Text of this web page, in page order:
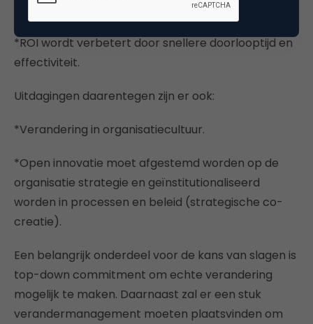
effectief te kunnen reageren op ontwikkelingen.
*ROI wordt verbetert door snellere doorlooptijd en
effectiviteit.
Uitdagingen daarentegen zijn er ook:
*Verandering in organisatiecultuur.
*Open innovatie moet afgestemd worden op de
organisatie strategie en geïnstitutionaliseerd
worden in processen en beleid (strategische co-
creatie).
Een belangrijk onderdeel voor de kans van slagen is
top-down commitment om echte verandering
mogelijk te maken. Daarnaast zal er een stuk
verandermanagement moeten plaatsvinden om